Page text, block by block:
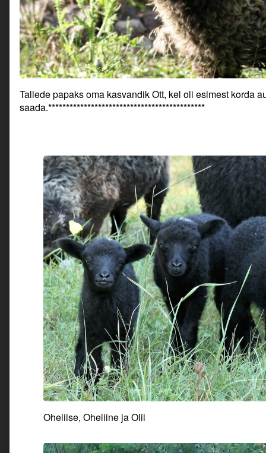
Tallede papaks oma kasvandik Ott, kel oli esimest korda
saada.********************************************
Oheliise, Oheliine ja Olii